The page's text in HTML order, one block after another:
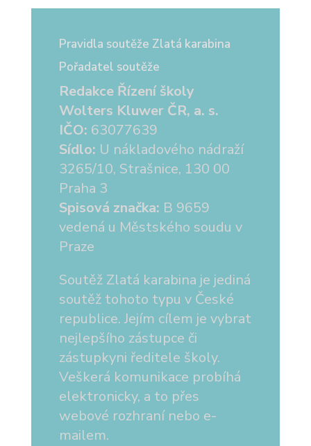
Pravidla soutěže Zlatá karabina
Pořadatel soutěže
Redakce Řízení školy
Wolters Kluwer ČR, a. s.
IČO: 63077639
Sídlo: U nákladového nádraží
3265/10, Strašnice, 130 00
Praha 3
Spisová značka: B 9659
vedená u Městského soudu v
Praze
Soutěž Zlatá karabina je jediná
soutěž tohoto typu v České
republice. Jejím cílem je vybrat
nejlepšího zástupce či
zástupkyni ředitele školy.
Veškerá komunikace probíhá
elektronicky, a to přes
webové rozhraní nebo e-
mailem.